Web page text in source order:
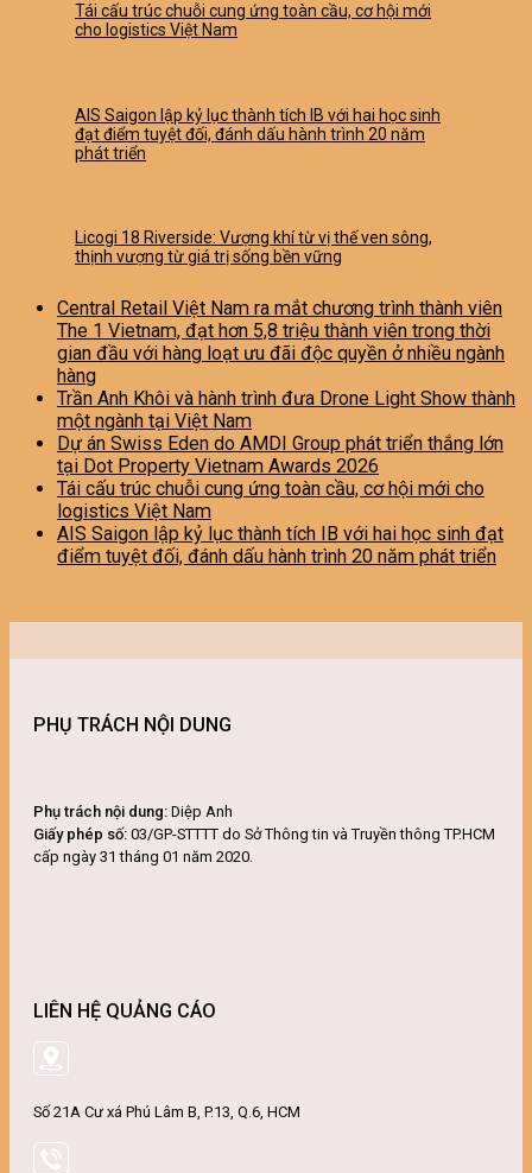
Tái cấu trúc chuỗi cung ứng toàn cầu, cơ hội mới
cho logistics Việt Nam
AIS Saigon lập kỷ lục thành tích IB với hai học sinh
đạt điểm tuyệt đối, đánh dấu hành trình 20 năm
phát triển
Licogi 18 Riverside: Vượng khí từ vị thế ven sông,
thịnh vượng từ giá trị sống bền vững
Central Retail Việt Nam ra mắt chương trình thành viên
The 1 Vietnam, đạt hơn 5,8 triệu thành viên trong thời
gian đầu với hàng loạt ưu đãi độc quyền ở nhiều ngành
hàng
Trần Anh Khôi và hành trình đưa Drone Light Show thành
một ngành tại Việt Nam
Dự án Swiss Eden do AMDI Group phát triển thắng lớn
tại Dot Property Vietnam Awards 2026
Tái cấu trúc chuỗi cung ứng toàn cầu, cơ hội mới cho
logistics Việt Nam
AIS Saigon lập kỷ lục thành tích IB với hai học sinh đạt
điểm tuyệt đối, đánh dấu hành trình 20 năm phát triển
PHỤ TRÁCH NỘI DUNG
Phụ trách nội dung: Diệp Anh
Giấy phép số: 03/GP-STTTT do Sở Thông tin và Truyền thông TP.HCM
cấp ngày 31 tháng 01 năm 2020.
LIÊN HỆ QUẢNG CÁO
Số 21A Cư xá Phú Lâm B, P.13, Q.6, HCM